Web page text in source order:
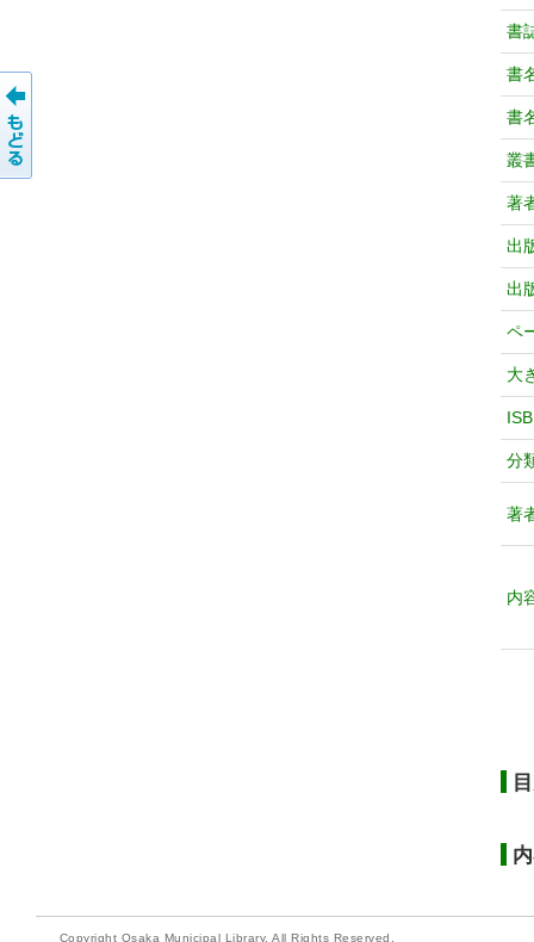
書
書
書
叢
著
出
出
ペ
大
分
著
内
Copyright Osaka Municipal Library. All Rights Reserved.